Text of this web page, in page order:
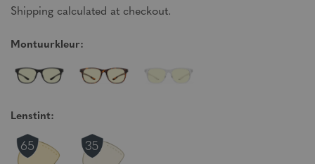
Shipping calculated at checkout.
Montuurkleur:
Lenstint: